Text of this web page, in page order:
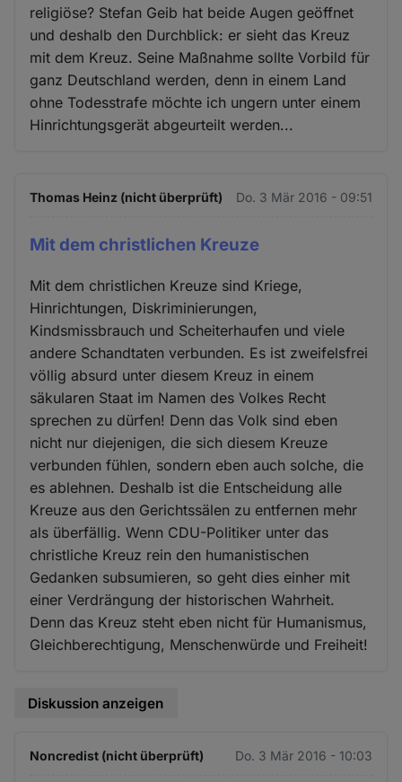
religiöse? Stefan Geib hat beide Augen geöffnet
und deshalb den Durchblick: er sieht das Kreuz
mit dem Kreuz. Seine Maßnahme sollte Vorbild für
ganz Deutschland werden, denn in einem Land
ohne Todesstrafe möchte ich ungern unter einem
Hinrichtungsgerät abgeurteilt werden...
Thomas Heinz (nicht überprüft) Do. 3 Mär 2016 - 09:51
Mit dem christlichen Kreuze
Mit dem christlichen Kreuze sind Kriege,
Hinrichtungen, Diskriminierungen,
Kindsmissbrauch und Scheiterhaufen und viele
andere Schandtaten verbunden. Es ist zweifelsfrei
völlig absurd unter diesem Kreuz in einem
säkularen Staat im Namen des Volkes Recht
sprechen zu dürfen! Denn das Volk sind eben
nicht nur diejenigen, die sich diesem Kreuze
verbunden fühlen, sondern eben auch solche, die
es ablehnen. Deshalb ist die Entscheidung alle
Kreuze aus den Gerichtssälen zu entfernen mehr
als überfällig. Wenn CDU-Politiker unter das
christliche Kreuz rein den humanistischen
Gedanken subsumieren, so geht dies einher mit
einer Verdrängung der historischen Wahrheit.
Denn das Kreuz steht eben nicht für Humanismus,
Gleichberechtigung, Menschenwürde und Freiheit!
Diskussion anzeigen
Noncredist (nicht überprüft) Do. 3 Mär 2016 - 10:03